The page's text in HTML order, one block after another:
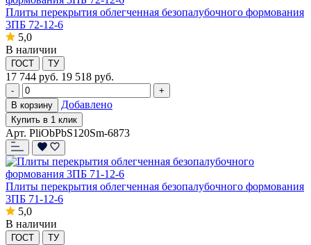
Плиты перекрытия облегченная безопалубочного формования
3ПБ 72-12-6
5,0
В наличии
ГОСТ ТУ
17 744 руб. 19 518 руб.
-
+
В корзину
Добавлено
Купить в 1 клик
Арт. PliObPbS120Sm-6873
Плиты перекрытия облегченная безопалубочного формования
3ПБ 71-12-6
5,0
В наличии
ГОСТ ТУ